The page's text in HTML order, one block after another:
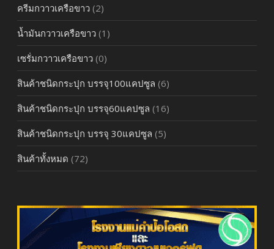
ครีมกวาวเครือขาว (2)
น้ำมันกวาวเครือขาว (1)
เซรั่มกวาวเครือขาว (0)
สินค้าชนิดกระปุก บรรจุ100แคปซูล (6)
สินค้าชนิดกระปุก บรรจุ60แคปซูล (16)
สินค้าชนิดกระปุก บรรจุ 30แคปซูล (5)
สินค้าทั้งหมด (72)